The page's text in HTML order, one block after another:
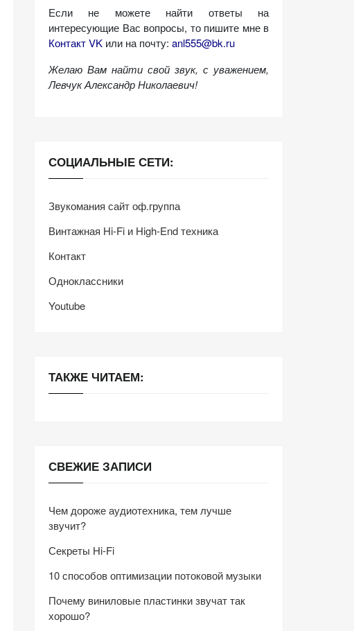
Если не можете найти ответы на
интересующие Вас вопросы, то пишите мне в
Контакт VK или на почту: anl555@bk.ru
Желаю Вам найти свой звук, с уважением,
Левчук Александр Николаевич!
СОЦИАЛЬНЫЕ СЕТИ:
Звукомания сайт оф.группа
Винтажная Hi-Fi и High-End техника
Контакт
Одноклассники
Youtube
ТАКЖЕ ЧИТАЕМ:
СВЕЖИЕ ЗАПИСИ
Чем дороже аудиотехника, тем лучше
звучит?
Секреты Hi-Fi
10 способов оптимизации потоковой музыки
Почему виниловые пластинки звучат так
хорошо?